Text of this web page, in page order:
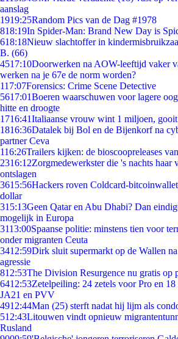
aanslag
1919:25Random Pics van de Dag #1978
818:19In Spider-Man: Brand New Day is
618:18Nieuw slachtoffer in
B. (66)
4517:10Doorwerken na AOW-leeftijd vaker
werken na je 67e de norm worden?
117:07Forensics: Crime Scene Detective
5617:01Boeren waarschuwen voor lagere
hitte en droogte
1716:41Italiaanse vrouw wint 1 miljoen,
1816:36Datalek bij Bol en de Bijenkorf na
partner Ceva
116:26Trailers kijken: de bioscoopreleases
2316:12Zorgmedewerkster die 's nachts haar
ontslagen
3615:56Hackers roven Coldcard-
dollar
315:13Geen Qatar en Abu Dhabi? Dan
mogelijk in Europa
3113:00Spaanse politie: minstens tien voor
onder migranten Ceuta
3412:59Dirk sluit supermarkt op de Wallen
agressie
812:53The Division Resurgence nu gratis op
6412:53Zetelpeiling: 24 zetels voor Pro en
JA21 en PVV
4912:44Man (25) sterft nadat hij lijm als
512:43Litouwen vindt opnieuw
Rusland